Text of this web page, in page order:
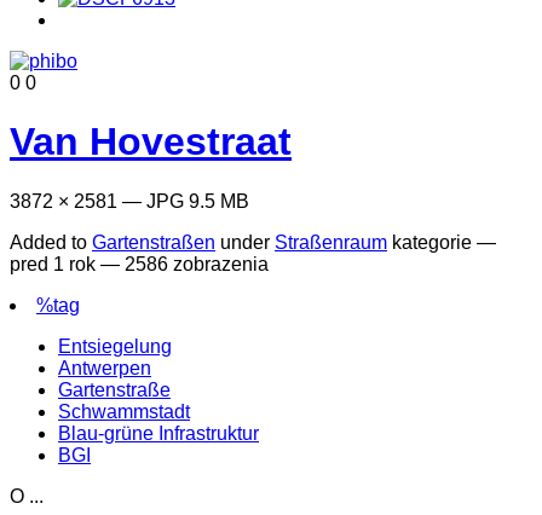
0 0
Van Hovestraat
3872 × 2581 — JPG 9.5 MB
Added to Gartenstraßen under Straßenraum kategorie —
pred 1 rok — 2586 zobrazenia
%tag
Entsiegelung
Antwerpen
Gartenstraße
Schwammstadt
Blau-grüne Infrastruktur
BGI
O ...